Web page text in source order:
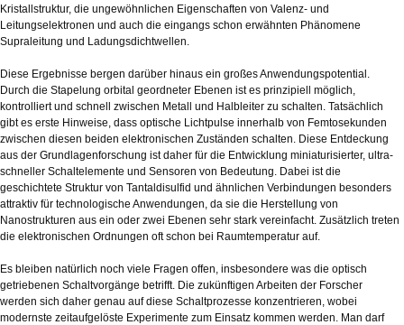
Kristallstruktur, die ungewöhnlichen Eigenschaften von Valenz- und
Leitungselektronen und auch die eingangs schon erwähnten Phänomene
Supraleitung und Ladungsdichtwellen.
Diese Ergebnisse bergen darüber hinaus ein großes Anwendungspotential.
Durch die Stapelung orbital geordneter Ebenen ist es prinzipiell möglich,
kontrolliert und schnell zwischen Metall und Halbleiter zu schalten. Tatsächlich
gibt es erste Hinweise, dass optische Lichtpulse innerhalb von Femtosekunden
zwischen diesen beiden elektronischen Zuständen schalten. Diese Entdeckung
aus der Grundlagenforschung ist daher für die Entwicklung miniaturisierter, ultra-
schneller Schaltelemente und Sensoren von Bedeutung. Dabei ist die
geschichtete Struktur von Tantaldisulfid und ähnlichen Verbindungen besonders
attraktiv für technologische Anwendungen, da sie die Herstellung von
Nanostrukturen aus ein oder zwei Ebenen sehr stark vereinfacht. Zusätzlich treten
die elektronischen Ordnungen oft schon bei Raumtemperatur auf.
Es bleiben natürlich noch viele Fragen offen, insbesondere was die optisch
getriebenen Schaltvorgänge betrifft. Die zukünftigen Arbeiten der Forscher
werden sich daher genau auf diese Schaltprozesse konzentrieren, wobei
modernste zeitaufgelöste Experimente zum Einsatz kommen werden. Man darf